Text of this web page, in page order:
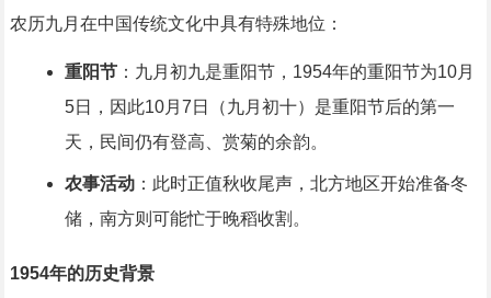
农历九月在中国传统文化中具有特殊地位：
重阳节：九月初九是重阳节，1954年的重阳节为10月
5日，因此10月7日（九月初十）是重阳节后的第一
天，民间仍有登高、赏菊的余韵。
农事活动：此时正值秋收尾声，北方地区开始准备冬
储，南方则可能忙于晚稻收割。
1954年的历史背景